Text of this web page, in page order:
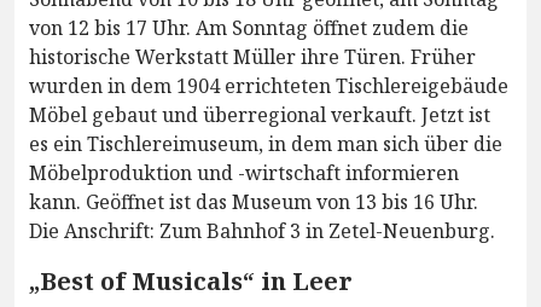
von 12 bis 17 Uhr. Am Sonntag öffnet zudem die
historische Werkstatt Müller ihre Türen. Früher
wurden in dem 1904 errichteten Tischlereigebäude
Möbel gebaut und überregional verkauft. Jetzt ist
es ein Tischlereimuseum, in dem man sich über die
Möbelproduktion und -wirtschaft informieren
kann. Geöffnet ist das Museum von 13 bis 16 Uhr.
Die Anschrift: Zum Bahnhof 3 in Zetel-Neuenburg.
„Best of Musicals“ in Leer